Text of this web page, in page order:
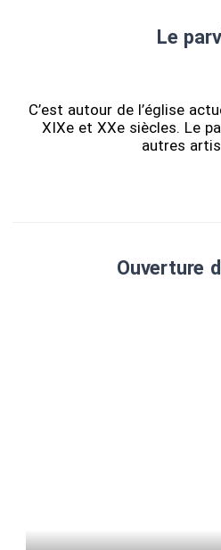
Le
C’est autour de l’église
XIXe et XXe siècles. Le
autres
Ouverture